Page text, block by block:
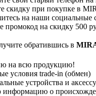
скидку при покупке в
на наши социальные
промокод на скидку 500
обратившись в
на всю продукцию!
условия trade-in (обмен)
устройства и
о